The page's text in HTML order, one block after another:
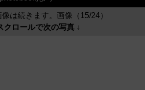
は続きます。画像（15/24）
クロールで次の写真 ↓